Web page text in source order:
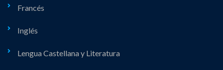
Francés
Inglés
Lengua Castellana y Literatura